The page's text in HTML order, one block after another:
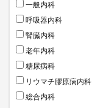
一般内科
呼吸器内科
腎臓内科
老年内科
糖尿病科
リウマチ膠原病内科
総合内科